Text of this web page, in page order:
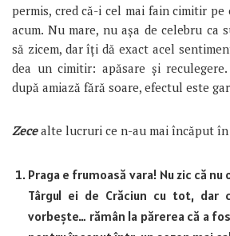
permis, cred că-i cel mai fain cimitir
acum. Nu mare, nu așa de celebru ca
să zicem, dar îți dă exact acel
dea un cimitir: apăsare și
după amiază fără soare, efectul este
Zecealte lucruri ce n-au mai încăput
Praga e frumoasă vara! Nu zic că
Târgul ei de Crăciun cu tot, dar
vorbește… rămân la părerea că a